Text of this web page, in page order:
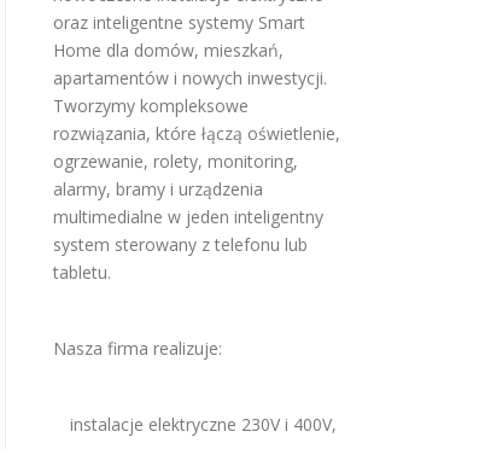
oraz inteligentne systemy Smart
Home dla domów, mieszkań,
apartamentów i nowych inwestycji.
Tworzymy kompleksowe
rozwiązania, które łączą oświetlenie,
ogrzewanie, rolety, monitoring,
alarmy, bramy i urządzenia
multimedialne w jeden inteligentny
system sterowany z telefonu lub
tabletu.
Nasza firma realizuje:
instalacje elektryczne 230V i 400V,